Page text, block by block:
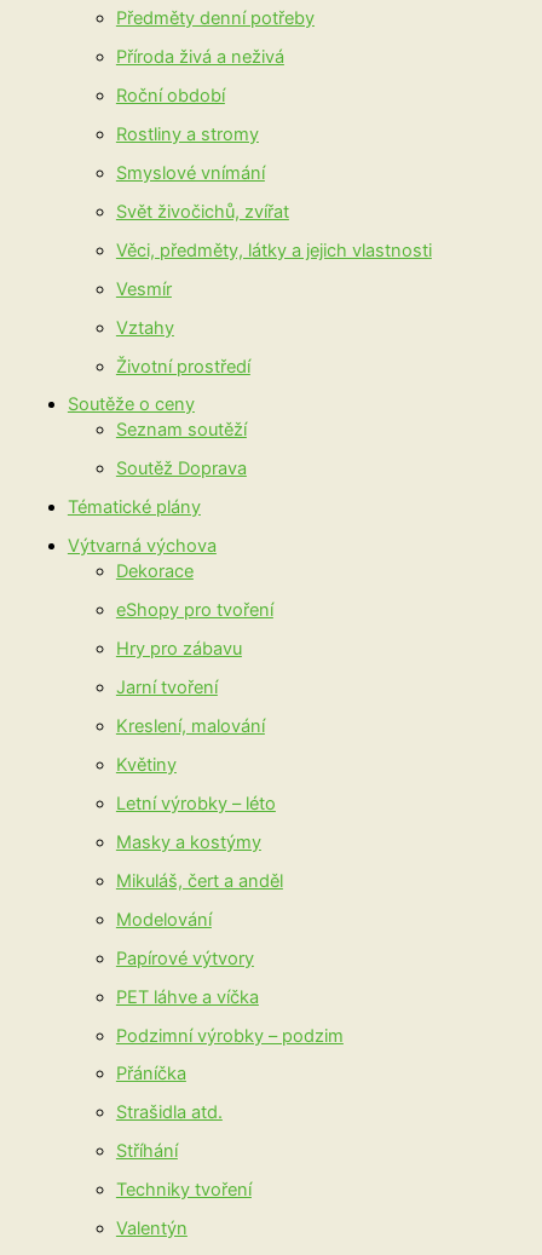
Předměty denní potřeby
Příroda živá a neživá
Roční období
Rostliny a stromy
Smyslové vnímání
Svět živočichů, zvířat
Věci, předměty, látky a jejich vlastnosti
Vesmír
Vztahy
Životní prostředí
Soutěže o ceny
Seznam soutěží
Soutěž Doprava
Tématické plány
Výtvarná výchova
Dekorace
eShopy pro tvoření
Hry pro zábavu
Jarní tvoření
Kreslení, malování
Květiny
Letní výrobky – léto
Masky a kostýmy
Mikuláš, čert a anděl
Modelování
Papírové výtvory
PET láhve a víčka
Podzimní výrobky – podzim
Přáníčka
Strašidla atd.
Stříhání
Techniky tvoření
Valentýn